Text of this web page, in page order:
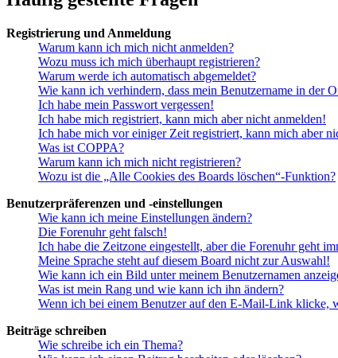
Registrierung und Anmeldung
Warum kann ich mich nicht anmelden?
Wozu muss ich mich überhaupt registrieren?
Warum werde ich automatisch abgemeldet?
Wie kann ich verhindern, dass mein Benutzername in der
Ich habe mein Passwort vergessen!
Ich habe mich registriert, kann mich aber nicht anmelden!
Ich habe mich vor einiger Zeit registriert, kann mich aber
Was ist COPPA?
Warum kann ich mich nicht registrieren?
Wozu ist die „Alle Cookies des Boards löschen“-Funktion?
Benutzerpräferenzen und -einstellungen
Wie kann ich meine Einstellungen ändern?
Die Forenuhr geht falsch!
Ich habe die Zeitzone eingestellt, aber die Forenuhr geht
Meine Sprache steht auf diesem Board nicht zur Auswahl!
Wie kann ich ein Bild unter meinem Benutzernamen
Was ist mein Rang und wie kann ich ihn ändern?
Wenn ich bei einem Benutzer auf den E-Mail-Link klicke,
Beiträge schreiben
Wie schreibe ich ein Thema?